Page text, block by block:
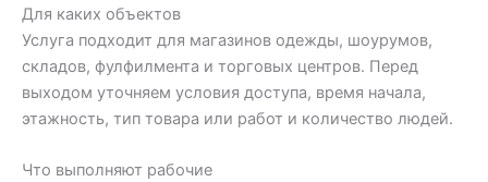
Для каких объектов
Услуга подходит для магазинов одежды, шоурумов,
складов, фулфилмента и торговых центров. Перед
выходом уточняем условия доступа, время начала,
этажность, тип товара или работ и количество людей.
Что выполняют рабочие